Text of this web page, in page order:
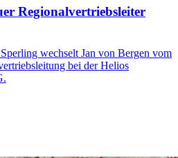
Regionalvertriebsleiter
wechselt Jan von Bergen vom
bei der Helios